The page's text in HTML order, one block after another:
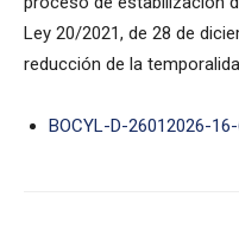
Ley 20/2021, de 28 de
reducción de la
BOCYL-D-26012026-